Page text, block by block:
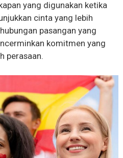
yang digunakan ketika
cinta yang lebih
pasangan yang
komitmen yang
perasaan.